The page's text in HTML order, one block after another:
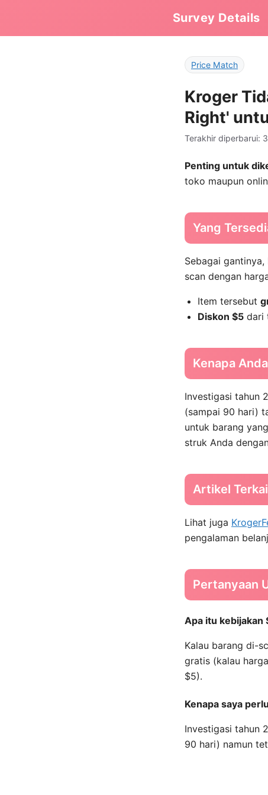
Survey Details
Price Match
Kroger
Right'
Terakhir diperbarui:
Penting untuk
toko maupun
Yang
Sebagai
scan dengan
Item tersebut
Diskon $5 dari
Kenapa
Investigasi tahun
(sampai 90 hari)
untuk barang
struk Anda
Artikel
Lihat juga
pengalaman
Pertanyaan
Apa itu kebijakan
Kalau barang di-
gratis (kalau
$5).
Kenapa saya
Investigasi tahun
90 hari) namun